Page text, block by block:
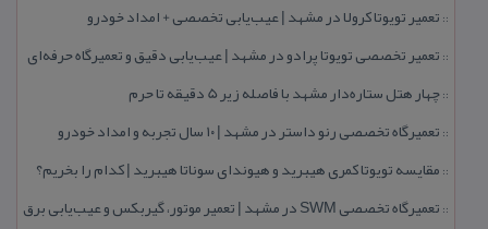
:: تعمیر تویوتا كرولا در مشهد | عیب‌یابی تخصصی + امداد خودرو
:: تعمیر تخصصی تویوتا پرادو در مشهد | عیب‌یابی دقیق و تعمیرگاه حرفه‌ای
::چهار هتل‌ ستاره‌دار مشهد با فاصله زیر 5 دقیقه تا حرم
:: تعمیرگاه تخصصی رنو داستر در مشهد | ۱۰ سال تجربه و امداد خودرو
:: مقایسه تویوتا كمری هیبرید و هیوندای سوناتا هیبرید | كدام را بخریم؟
:: تعمیرگاه تخصصی SWM در مشهد | تعمیر موتور، گیربكس و عیب‌یابی برق